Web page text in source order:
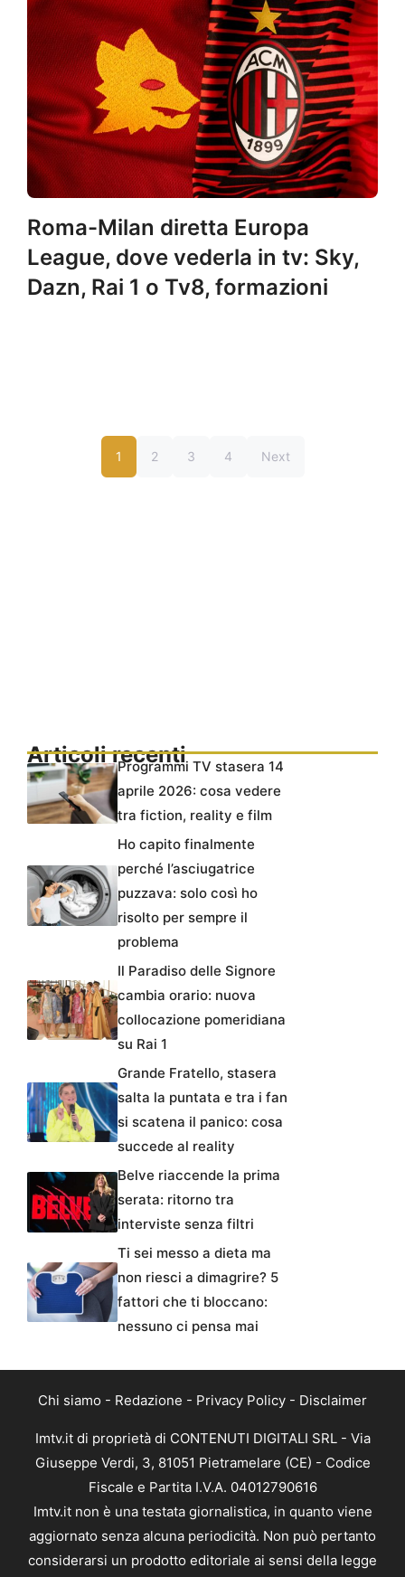
Roma-Milan diretta Europa
League, dove vederla in tv: Sky,
Dazn, Rai 1 o Tv8, formazioni
1 2 3 4 Next
Articoli recentiProgrammi TV stasera 14
aprile 2026: cosa vedere
tra fiction, reality e film
Ho capito finalmente
perché l’asciugatrice
puzzava: solo così ho
risolto per sempre il
problema
Il Paradiso delle Signore
cambia orario: nuova
collocazione pomeridiana
su Rai 1
Grande Fratello, stasera
salta la puntata e tra i fan
si scatena il panico: cosa
succede al reality
Belve riaccende la prima
serata: ritorno tra
interviste senza filtri
Ti sei messo a dieta ma
non riesci a dimagrire? 5
fattori che ti bloccano:
nessuno ci pensa mai
Chi siamo - Redazione - Privacy Policy - Disclaimer
Imtv.it di proprietà di CONTENUTI DIGITALI SRL - Via
Giuseppe Verdi, 3, 81051 Pietramelare (CE) - Codice
Fiscale e Partita I.V.A. 04012790616
Imtv.it non è una testata giornalistica, in quanto viene
aggiornato senza alcuna periodicità. Non può pertanto
considerarsi un prodotto editoriale ai sensi della legge